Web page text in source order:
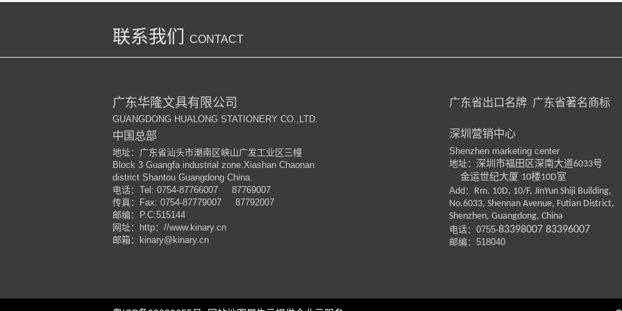
联系我们 CONTACT
广东华隆文具有限公司
GUANGDONG HUALONG STATIONERY CO.,LTD.
中国总部
地址：广东省汕头市潮南区峡山广发工业区三幢
Block 3 Guangfa industrial zone.Xiashan Chaonan
district Shantou Guangdong China.
电话： Tel: 0754-87766007 87769007
传真：
Fax: 0754-87779007 87792007
邮编：
P.C:515144
网址：
http： //www.kinary.cn
邮箱：
kinary@kinary.cn
广东省出口名牌 广东省著名商标
深圳营销中心
Shenzhen marketing center
地址： 深圳市福田区深南大道6033号
金运世纪大厦 10楼10D室
Add： Rm. 10D, 10/F, JinYun Shiji Building,
No.6033, Shennan Avenue, Futian District,
Shenzhen, Guangdong, China
电话： 0755-83398007 83396007
邮编：518040